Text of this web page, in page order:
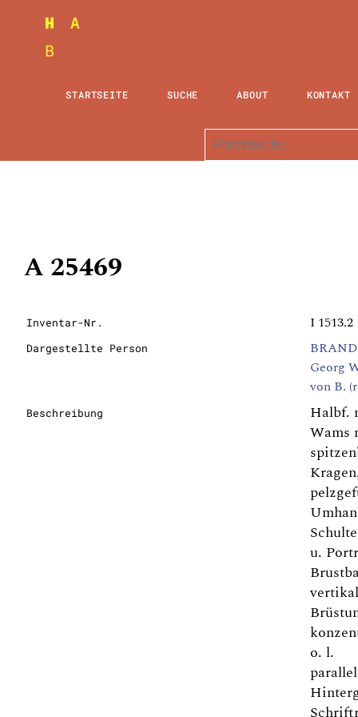
STARTSEITE SUCHE ABOUT KONTAKT
A 25469
Inventar-Nr. I 1513.2
Dargestellte Person
Georg
von B.
Beschreibung
Halbf.
Wams
u.
o. l.